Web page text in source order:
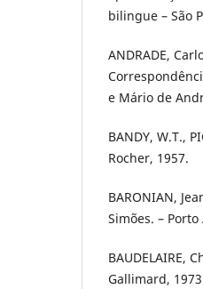
bilingue – São
ANDRADE,
e Mário de
BANDY, W.T.,
Rocher, 1957.
BARONIAN,
Simões. –
BAUDELAIRE,
Gallimard,